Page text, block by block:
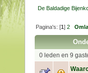
De Baldadige
Pagina's: [1]2
0 leden en 9